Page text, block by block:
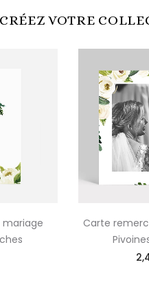
CRÉEZ VOTRE
Carte